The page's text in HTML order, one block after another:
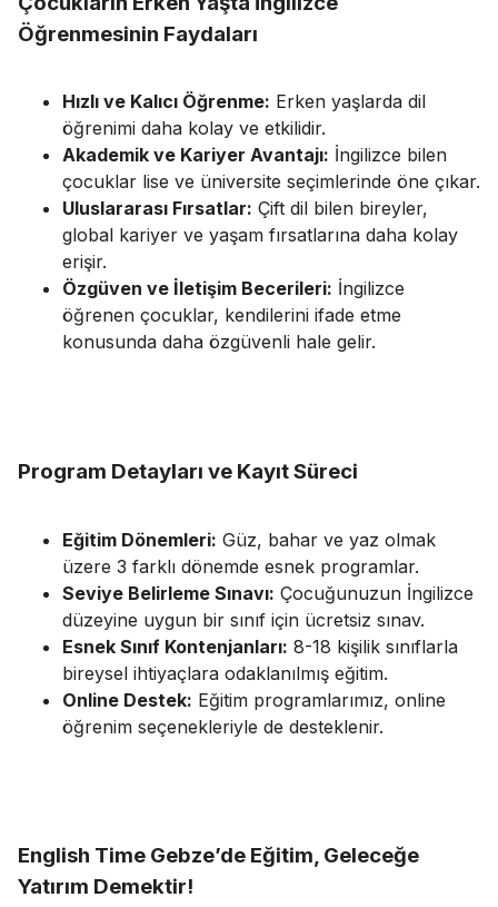
Öğrenmesinin Faydaları
Hızlı ve Kalıcı Öğrenme: Erken yaşlarda dil
öğrenimi daha kolay ve etkilidir.
Akademik ve Kariyer Avantajı: İngilizce bilen
çocuklar lise ve üniversite seçimlerinde öne çıkar.
Uluslararası Fırsatlar: Çift dil bilen bireyler,
global kariyer ve yaşam fırsatlarına daha kolay
erişir.
Özgüven ve İletişim Becerileri: İngilizce
öğrenen çocuklar, kendilerini ifade etme
konusunda daha özgüvenli hale gelir.
Program Detayları ve Kayıt Süreci
Eğitim Dönemleri: Güz, bahar ve yaz olmak
üzere 3 farklı dönemde esnek programlar.
Seviye Belirleme Sınavı: Çocuğunuzun İngilizce
düzeyine uygun bir sınıf için ücretsiz sınav.
Esnek Sınıf Kontenjanları: 8-18 kişilik sınıflarla
bireysel ihtiyaçlara odaklanılmış eğitim.
Online Destek: Eğitim programlarımız, online
öğrenim seçenekleriyle de desteklenir.
English Time Gebze’de Eğitim, Geleceğe
Yatırım Demektir!